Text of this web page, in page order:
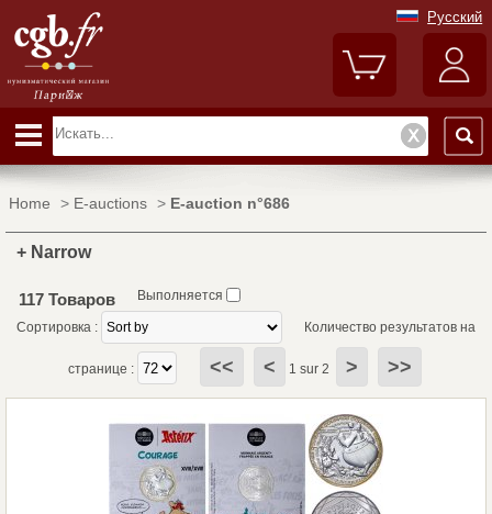
Русский
Home > E-auctions > E-auction n°686
+ Narrow
117 Товаров Выполняется
Сортировка : Количество результатов на
странице : << < 1 sur 2 > >>